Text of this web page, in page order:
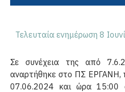
Τελευταία ενημέρωση 8
Σε συνέχεια της από
αναρτήθηκε στο ΠΣ ΕΡΓΑΝΗ,
07.06.2024 και ώρα 15:00